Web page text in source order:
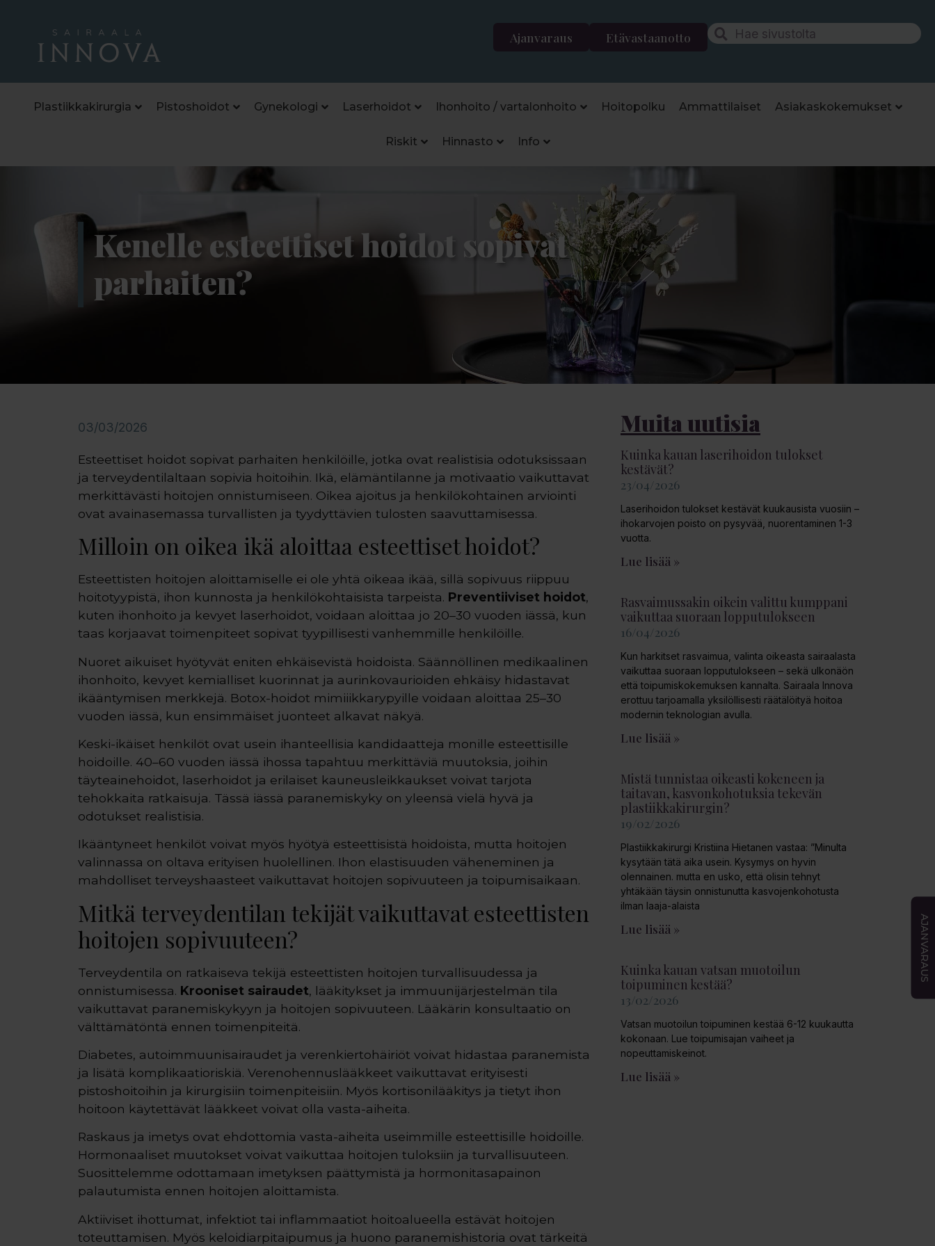
Etävastaanotto
Ajanvaraus
Plastiikkakirurgia Pistoshoidot Gynekologi Laserhoidot Ihonhoito / vartalonhoito Hoitopolku Ammattilaiset Asiakaskokemukset
Riskit Hinnasto Info
Kenelle esteettiset hoidot sopivat
parhaiten?
03/03/2026
Esteettiset hoidot sopivat parhaiten henkilöille, jotka ovat realistisia odotuksissaan
ja terveydentilaltaan sopivia hoitoihin. Ikä, elämäntilanne ja motivaatio vaikuttavat
merkittävästi hoitojen onnistumiseen. Oikea ajoitus ja henkilökohtainen arviointi
ovat avainasemassa turvallisten ja tyydyttävien tulosten saavuttamisessa.
Milloin on oikea ikä aloittaa esteettiset hoidot?
Esteettisten hoitojen aloittamiselle ei ole yhtä oikeaa ikää, sillä sopivuus riippuu
hoitotyypistä, ihon kunnosta ja henkilökohtaisista tarpeista. Preventiiviset hoidot,
kuten ihonhoito ja kevyet laserhoidot, voidaan aloittaa jo 20–30 vuoden iässä, kun
taas korjaavat toimenpiteet sopivat tyypillisesti vanhemmille henkilöille.
Nuoret aikuiset hyötyvät eniten ehkäisevistä hoidoista. Säännöllinen medikaalinen
ihonhoito, kevyet kemialliset kuorinnat ja aurinkovaurioiden ehkäisy hidastavat
ikääntymisen merkkejä. Botox-hoidot mimiiikkarypyille voidaan aloittaa 25–30
vuoden iässä, kun ensimmäiset juonteet alkavat näkyä.
Keski-ikäiset henkilöt ovat usein ihanteellisia kandidaatteja monille esteettisille
hoidoille. 40–60 vuoden iässä ihossa tapahtuu merkittäviä muutoksia, joihin
täyteainehoidot, laserhoidot ja erilaiset kauneusleikkaukset voivat tarjota
tehokkaita ratkaisuja. Tässä iässä paranemiskyky on yleensä vielä hyvä ja
odotukset realistisia.
Ikääntyneet henkilöt voivat myös hyötyä esteettisistä hoidoista, mutta hoitojen
valinnassa on oltava erityisen huolellinen. Ihon elastisuuden väheneminen ja
mahdolliset terveyshaasteet vaikuttavat hoitojen sopivuuteen ja toipumisaikaan.
Mitkä terveydentilan tekijät vaikuttavat esteettisten
hoitojen sopivuuteen?
Terveydentila on ratkaiseva tekijä esteettisten hoitojen turvallisuudessa ja
onnistumisessa. Krooniset sairaudet, lääkitykset ja immuunijärjestelmän tila
vaikuttavat paranemiskykyyn ja hoitojen sopivuuteen. Lääkärin konsultaatio on
välttämätöntä ennen toimenpiteitä.
Diabetes, autoimmuunisairaudet ja verenkiertohäiriöt voivat hidastaa paranemista
ja lisätä komplikaatioriskiä. Verenohennuslääkkeet vaikuttavat erityisesti
pistoshoitoihin ja kirurgisiin toimenpiteisiin. Myös kortisonilääkitys ja tietyt ihon
hoitoon käytettävät lääkkeet voivat olla vasta-aiheita.
Raskaus ja imetys ovat ehdottomia vasta-aiheita useimmille esteettisille hoidoille.
Hormonaaliset muutokset voivat vaikuttaa hoitojen tuloksiin ja turvallisuuteen.
Suosittelemme odottamaan imetyksen päättymistä ja hormonitasapainon
palautumista ennen hoitojen aloittamista.
Aktiiviset ihottumat, infektiot tai inflammaatiot hoitoalueella estävät hoitojen
toteuttamisen. Myös keloidiarpitaipumus ja huono paranemishistoria ovat tärkeitä
Muita uutisia
Kuinka kauan laserihoidon tulokset
kestävät?
23/04/2026
Laserihoidon tulokset kestävät kuukausista vuosiin –
ihokarvojen poisto on pysyvää, nuorentaminen 1-3
vuotta.
Lue lisää »
Rasvaimussakin oikein valittu kumppani
vaikuttaa suoraan lopputulokseen
16/04/2026
Kun harkitset rasvaimua, valinta oikeasta sairaalasta
vaikuttaa suoraan lopputulokseen – sekä ulkonäön
että toipumiskokemuksen kannalta. Sairaala Innova
erottuu tarjoamalla yksilöllisesti räätälöityä hoitoa
modernin teknologian avulla.
Lue lisää »
Mistä tunnistaa oikeasti kokeneen ja
taitavan, kasvonkohotuksia tekevän
plastiikkakirurgin?
19/02/2026
Plastiikkakirurgi Kristiina Hietanen vastaa: ”Minulta
kysytään tätä aika usein. Kysymys on hyvin
olennainen. mutta en usko, että olisin tehnyt
yhtäkään täysin onnistunutta kasvojenkohotusta
ilman laaja-alaista
Lue lisää »
Kuinka kauan vatsan muotoilun
toipuminen kestää?
13/02/2026
Vatsan muotoilun toipuminen kestää 6-12 kuukautta
kokonaan. Lue toipumisajan vaiheet ja
nopeuttamiskeinot.
Lue lisää »
AJANVARAUS